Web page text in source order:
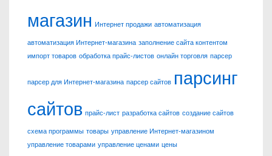
магазин Интернет продажи автоматизация
автоматизация Интернет-магазина заполнение сайта контентом
импорт товаров обработка прайс-листов онлайн торговля парсер
парсер для Интернет-магазина парсер сайтов парсинг
сайтов прайс-лист разработка сайтов создание сайтов
схема программы товары управление Интернет-магазином
управление товарами управление ценами цены